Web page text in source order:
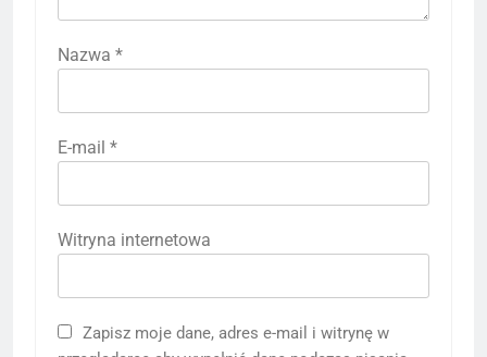
Nazwa *
E-mail *
Witryna internetowa
Zapisz moje dane, adres e-mail i witrynę w